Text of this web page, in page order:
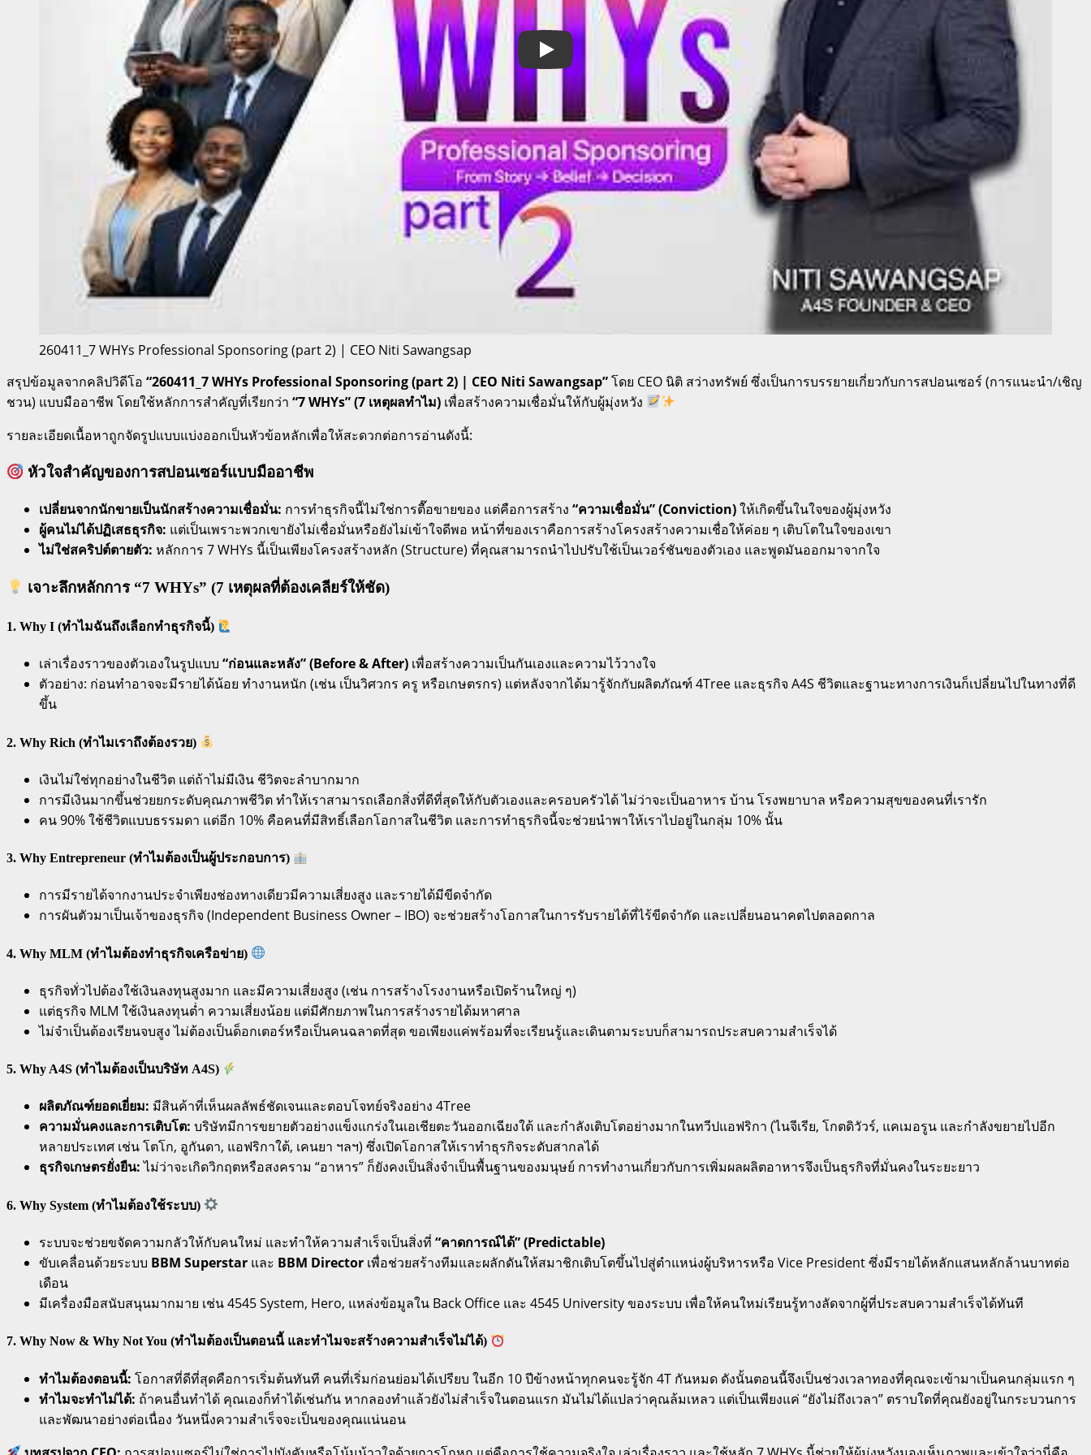
Play
260411_7 WHYs Professional Sponsoring (part 2) | CEO Niti Sawangsap
สรุปข้อมูลจากคลิปวิดีโอ “260411_7 WHYs Professional Sponsoring (part 2) | CEO Niti Sawangsap”โดย CEO นิติ สว่างทรัพย์ ซึ่งเป็นการบรรยายเกี่ยวกับการสปอนเซอร์ (การแนะนำ/เชิญ
ชวน) แบบมืออาชีพ โดยใช้หลักการสำคัญที่เรียกว่า “7 WHYs” (7 เหตุผลทำไม) เพื่อสร้างความเชื่อมั่นให้กับผู้มุ่งหวัง
รายละเอียดเนื้อหาถูกจัดรูปแบบแบ่งออกเป็นหัวข้อหลักเพื่อให้สะดวกต่อการอ่านดังนี้:
หัวใจสำคัญของการสปอนเซอร์แบบมืออาชีพ
เปลี่ยนจากนักขายเป็นนักสร้างความเชื่อมั่น: การทำธุรกิจนี้ไม่ใช่การตื๊อขายของ แต่คือการสร้าง “ความเชื่อมั่น” (Conviction)ให้เกิดขึ้นในใจของผู้มุ่งหวัง
ผู้คนไม่ได้ปฏิเสธธุรกิจ: แต่เป็นเพราะพวกเขายังไม่เชื่อมั่นหรือยังไม่เข้าใจดีพอ หน้าที่ของเราคือการสร้างโครงสร้างความเชื่อให้ค่อย ๆ เติบโตในใจของเขา
ไม่ใช่สคริปต์ตายตัว: หลักการ 7 WHYs นี้เป็นเพียงโครงสร้างหลัก (Structure) ที่คุณสามารถนำไปปรับใช้เป็นเวอร์ชันของตัวเอง และพูดมันออกมาจากใจ
เจาะลึกหลักการ “7 WHYs” (7 เหตุผลที่ต้องเคลียร์ให้ชัด)
1. Why I (ทำไมฉันถึงเลือกทำธุรกิจนี้)
เล่าเรื่องราวของตัวเองในรูปแบบ “ก่อนและหลัง” (Before & After) เพื่อสร้างความเป็นกันเองและความไว้วางใจ
ตัวอย่าง: ก่อนทำอาจจะมีรายได้น้อย ทำงานหนัก (เช่น เป็นวิศวกร ครู หรือเกษตรกร) แต่หลังจากได้มารู้จักกับผลิตภัณฑ์ 4Tree และธุรกิจ A4S ชีวิตและฐานะทางการเงินก็เปลี่ยนไปในทางที่ดี
ขึ้น
2. Why Rich (ทำไมเราถึงต้องรวย)
เงินไม่ใช่ทุกอย่างในชีวิต แต่ถ้าไม่มีเงิน ชีวิตจะลำบากมาก
การมีเงินมากขึ้นช่วยยกระดับคุณภาพชีวิต ทำให้เราสามารถเลือกสิ่งที่ดีที่สุดให้กับตัวเองและครอบครัวได้ ไม่ว่าจะเป็นอาหาร บ้าน โรงพยาบาล หรือความสุขของคนที่เรารัก
คน 90% ใช้ชีวิตแบบธรรมดา แต่อีก 10% คือคนที่มีสิทธิ์เลือกโอกาสในชีวิต และการทำธุรกิจนี้จะช่วยนำพาให้เราไปอยู่ในกลุ่ม 10% นั้น
3. Why Entrepreneur (ทำไมต้องเป็นผู้ประกอบการ)
การมีรายได้จากงานประจำเพียงช่องทางเดียวมีความเสี่ยงสูง และรายได้มีขีดจำกัด
การผันตัวมาเป็นเจ้าของธุรกิจ (Independent Business Owner – IBO) จะช่วยสร้างโอกาสในการรับรายได้ที่ไร้ขีดจำกัด และเปลี่ยนอนาคตไปตลอดกาล
4. Why MLM (ทำไมต้องทำธุรกิจเครือข่าย)
ธุรกิจทั่วไปต้องใช้เงินลงทุนสูงมาก และมีความเสี่ยงสูง (เช่น การสร้างโรงงานหรือเปิดร้านใหญ่ ๆ)
แต่ธุรกิจ MLM ใช้เงินลงทุนต่ำ ความเสี่ยงน้อย แต่มีศักยภาพในการสร้างรายได้มหาศาล
ไม่จำเป็นต้องเรียนจบสูง ไม่ต้องเป็นด็อกเตอร์หรือเป็นคนฉลาดที่สุด ขอเพียงแค่พร้อมที่จะเรียนรู้และเดินตามระบบก็สามารถประสบความสำเร็จได้
5. Why A4S (ทำไมต้องเป็นบริษัท A4S)
ผลิตภัณฑ์ยอดเยี่ยม: มีสินค้าที่เห็นผลลัพธ์ชัดเจนและตอบโจทย์จริงอย่าง 4Tree
ความมั่นคงและการเติบโต: บริษัทมีการขยายตัวอย่างแข็งแกร่งในเอเชียตะวันออกเฉียงใต้ และกำลังเติบโตอย่างมากในทวีปแอฟริกา (ไนจีเรีย, โกตดิวัวร์, แคเมอรูน และกำลังขยายไปอีก
หลายประเทศ เช่น โตโก, อูกันดา, แอฟริกาใต้, เคนยา ฯลฯ) ซึ่งเปิดโอกาสให้เราทำธุรกิจระดับสากลได้
ธุรกิจเกษตรยั่งยืน:ไม่ว่าจะเกิดวิกฤตหรือสงคราม “อาหาร” ก็ยังคงเป็นสิ่งจำเป็นพื้นฐานของมนุษย์ การทำงานเกี่ยวกับการเพิ่มผลผลิตอาหารจึงเป็นธุรกิจที่มั่นคงในระยะยาว
6. Why System (ทำไมต้องใช้ระบบ)
ระบบจะช่วยขจัดความกลัวให้กับคนใหม่ และทำให้ความสำเร็จเป็นสิ่งที่ “คาดการณ์ได้” (Predictable)
ขับเคลื่อนด้วยระบบ BBM Superstar และ BBM Director เพื่อช่วยสร้างทีมและผลักดันให้สมาชิกเติบโตขึ้นไปสู่ตำแหน่งผู้บริหารหรือ Vice President ซึ่งมีรายได้หลักแสนหลักล้านบาทต่อ
เดือน
มีเครื่องมือสนับสนุนมากมาย เช่น 4545 System, Hero, แหล่งข้อมูลใน Back Office และ 4545 University ของระบบ เพื่อให้คนใหม่เรียนรู้ทางลัดจากผู้ที่ประสบความสำเร็จได้ทันที
7. Why Now & Why Not You (ทำไมต้องเป็นตอนนี้ และทำไมจะสร้างความสำเร็จไม่ได้)
ทำไมต้องตอนนี้: โอกาสที่ดีที่สุดคือการเริ่มต้นทันที คนที่เริ่มก่อนย่อมได้เปรียบ ในอีก 10 ปีข้างหน้าทุกคนจะรู้จัก 4T กันหมด ดังนั้นตอนนี้จึงเป็นช่วงเวลาทองที่คุณจะเข้ามาเป็นคนกลุ่มแรก ๆ
ทำไมจะทำไม่ได้: ถ้าคนอื่นทำได้ คุณเองก็ทำได้เช่นกัน หากลองทำแล้วยังไม่สำเร็จในตอนแรก มันไม่ได้แปลว่าคุณล้มเหลว แต่เป็นเพียงแค่ “ยังไม่ถึงเวลา” ตราบใดที่คุณยังอยู่ในกระบวนการ
และพัฒนาอย่างต่อเนื่อง วันหนึ่งความสำเร็จจะเป็นของคุณแน่นอน